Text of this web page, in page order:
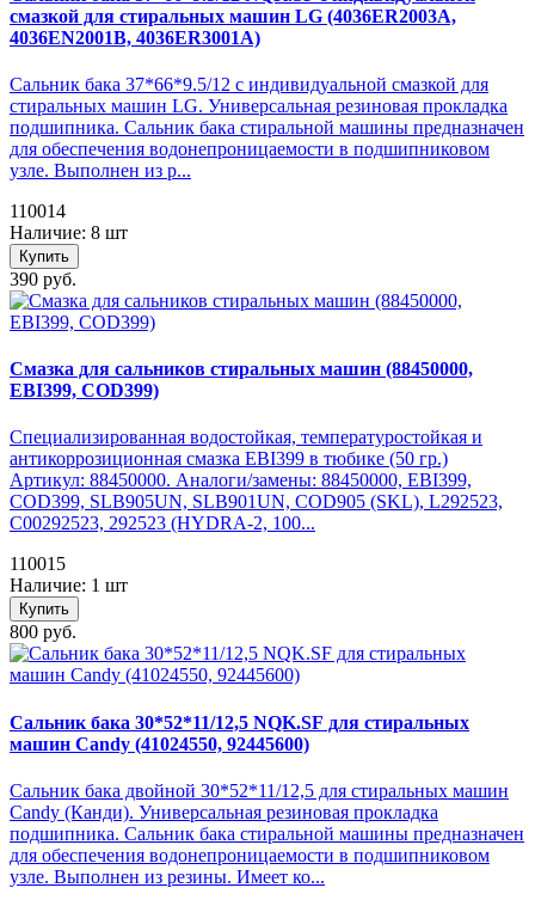
смазкой для стиральных машин LG (4036ER2003A,
4036EN2001B, 4036ER3001A)
Сальник бака 37*66*9.5/12 с индивидуальной смазкой для
стиральных машин LG. Универсальная резиновая прокладка
подшипника. Сальник бака стиральной машины предназначен
для обеспечения водонепроницаемости в подшипниковом
узле. Выполнен из р...
110014
Наличие: 8 шт
Купить
390 руб.
Смазка для сальников стиральных машин (88450000,
EBI399, COD399)
Специализированная водостойкая, температуростойкая и
антикоррозиционная смазка EBI399 в тюбике (50 гр.)
Артикул: 88450000. Аналоги/замены: 88450000, EBI399,
COD399, SLB905UN, SLB901UN, COD905 (SKL), L292523,
C00292523, 292523 (HYDRA-2, 100...
110015
Наличие: 1 шт
Купить
800 руб.
Сальник бака 30*52*11/12,5 NQK.SF для стиральных
машин Candy (41024550, 92445600)
Сальник бака двойной 30*52*11/12,5 для стиральных машин
Candy (Канди). Универсальная резиновая прокладка
подшипника. Сальник бака стиральной машины предназначен
для обеспечения водонепроницаемости в подшипниковом
узле. Выполнен из резины. Имеет ко...